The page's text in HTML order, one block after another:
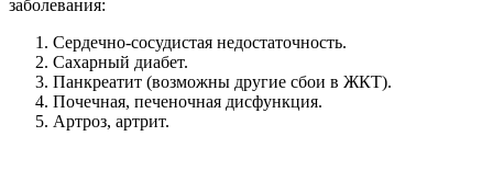
заболевания:
Сердечно-сосудистая недостаточность.
Сахарный диабет.
Панкреатит (возможны другие сбои в ЖКТ).
Почечная, печеночная дисфункция.
Артроз, артрит.